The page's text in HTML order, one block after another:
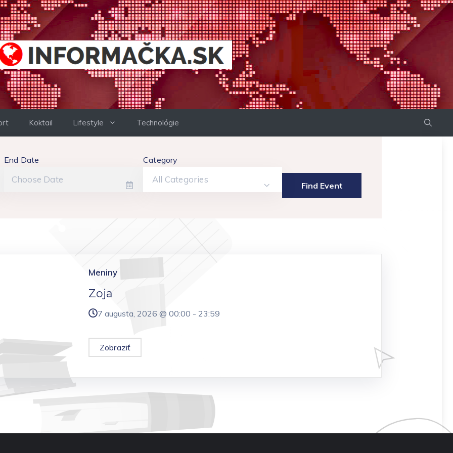
Koktail Lifestyle Technológie
End Date Category
All Categories
Meniny
Zoja
7 augusta, 2026 @ 00:00 - 23:59
Zobraziť